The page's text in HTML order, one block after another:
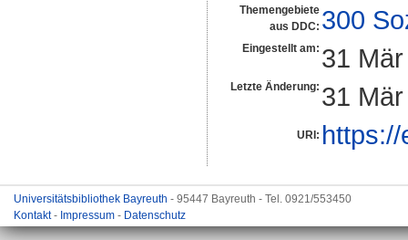
Themengebiete
aus DDC: 300
Eingestellt am: 31
Letzte Änderung: 31
URI:
Universitätsbibliothek Bayreuth - 95447 Bayreuth - Tel. 0921/553450
Kontakt- Impressum - Datenschutz